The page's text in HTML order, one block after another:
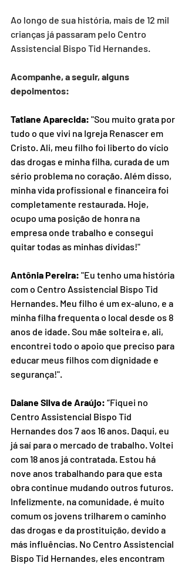
Ao longo de sua história, mais de 12 mil
crianças já passaram pelo Centro
Assistencial Bispo Tid Hernandes.
Acompanhe, a seguir, alguns
depoimentos:
Tatiane Aparecida: "Sou muito grata por
tudo o que vivi na Igreja Renascer em
Cristo. Ali, meu filho foi liberto do vício
das drogas e minha filha, curada de um
sério problema no coração. Além disso,
minha vida profissional e financeira foi
completamente restaurada. Hoje,
ocupo uma posição de honra na
empresa onde trabalho e consegui
quitar todas as minhas dívidas!"
Antônia Pereira: "Eu tenho uma história
com o Centro Assistencial Bispo Tid
Hernandes. Meu filho é um ex-aluno, e a
minha filha frequenta o local desde os 8
anos de idade. Sou mãe solteira e, ali,
encontrei todo o apoio que preciso para
educar meus filhos com dignidade e
segurança!".
Daiane Silva de Araújo: “Fiquei no
Centro Assistencial Bispo Tid
Hernandes dos 7 aos 16 anos. Daqui, eu
já saí para o mercado de trabalho. Voltei
com 18 anos já contratada. Estou há
nove anos trabalhando para que esta
obra continue mudando outros futuros.
Infelizmente, na comunidade, é muito
comum os jovens trilharem o caminho
das drogas e da prostituição, devido a
más influências. No Centro Assistencial
Bispo Tid Hernandes, eles encontram